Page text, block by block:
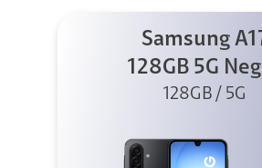
Samsung
128GB 5G
128GB / 5G